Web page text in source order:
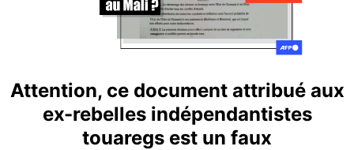
Attention, ce document attribué aux
ex-rebelles indépendantistes
touaregs est un faux